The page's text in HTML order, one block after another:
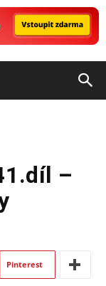
–
Pinterest